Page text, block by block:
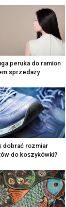
peruka do ramion
sprzedaży
dobrać rozmiar
do koszykówki?